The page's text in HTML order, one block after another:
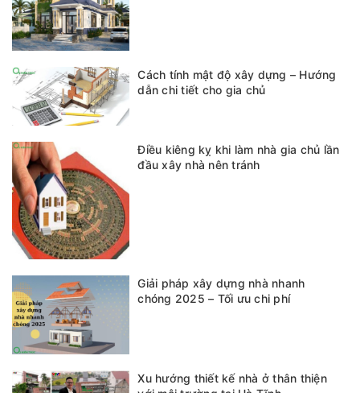
Cách tính mật độ xây dựng – Hướng
dẫn chi tiết cho gia chủ
Điều kiêng kỵ khi làm nhà gia chủ lần
đầu xây nhà nên tránh
Giải pháp xây dựng nhà nhanh
chóng 2025 – Tối ưu chi phí
Xu hướng thiết kế nhà ở thân thiện